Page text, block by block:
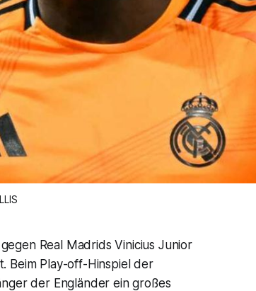
Real Madrids Vinicius Junior
Beim Play-off-Hinspiel der
der Engländer ein großes